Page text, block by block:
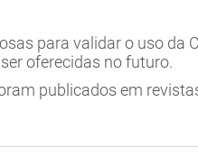
para validar o uso da
oferecidas no futuro.
publicados em